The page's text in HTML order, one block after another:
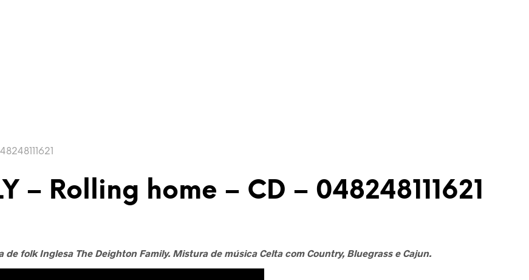
– Rolling home – CD – 048248111621
de folk Inglesa The Deighton Family. Mistura de música Celta com Country, Bluegrass e Cajun.